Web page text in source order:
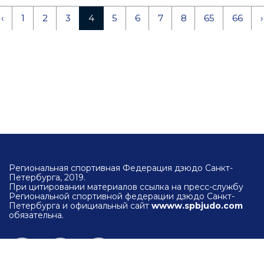
‹ 1 2 3 4 5 6 7 8 65 66 ›
Региональная спортивная Федерация дзюдо Санкт-
Петербурга, 2019.
При цитировании материалов ссылка на пресс-службу
Региональной спортивной федерации дзюдо Санкт-
Петербурга и официальный сайт wwww.spbjudo.com
обязательна.